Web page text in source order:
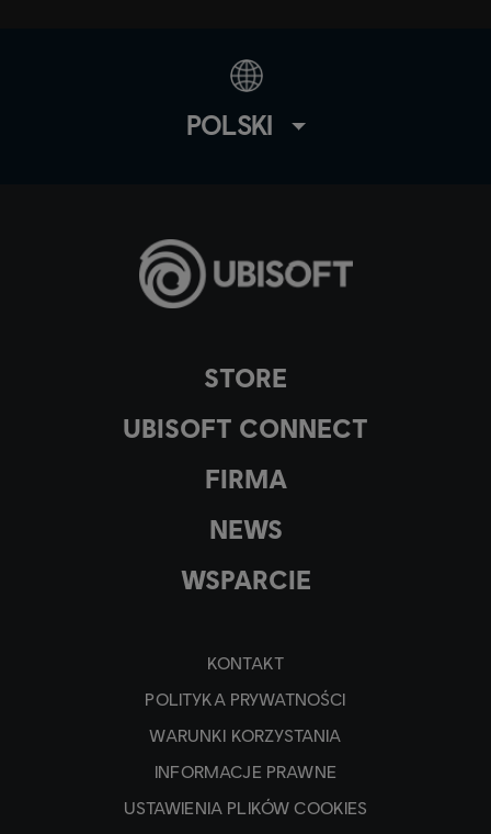
STORE
UBISOFT CONNECT
FIRMA
NEWS
WSPARCIE
KONTAKT
POLITYKA PRYWATNOŚCI
WARUNKI KORZYSTANIA
INFORMACJE PRAWNE
USTAWIENIA PLIKÓW COOKIES
POLSKI